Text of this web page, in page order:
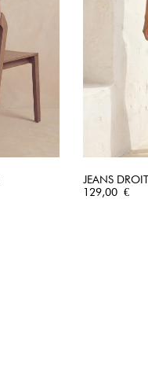
JEANS
Prix
129,00 €